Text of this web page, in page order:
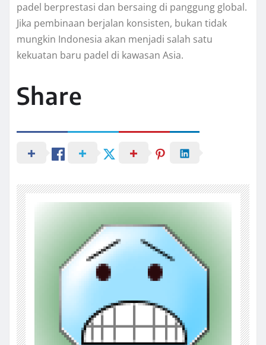
padel berprestasi dan bersaing di panggung global.
Jika pembinaan berjalan konsisten, bukan tidak
mungkin Indonesia akan menjadi salah satu
kekuatan baru padel di kawasan Asia.
Share